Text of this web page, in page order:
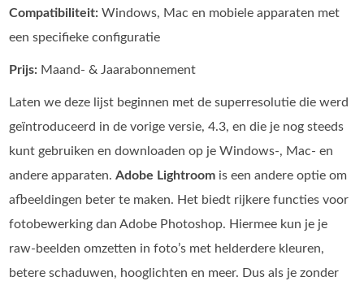
Compatibiliteit: Windows, Mac en mobiele apparaten met
een specifieke configuratie
Prijs: Maand- & Jaarabonnement
Laten we deze lijst beginnen met de superresolutie die werd
geïntroduceerd in de vorige versie, 4.3, en die je nog steeds
kunt gebruiken en downloaden op je Windows-, Mac- en
andere apparaten.Adobe Lightroom is een andere optie om
afbeeldingen beter te maken. Het biedt rijkere functies voor
fotobewerking dan Adobe Photoshop. Hiermee kun je je
raw‑beelden omzetten in foto’s met helderdere kleuren,
betere schaduwen, hooglichten en meer. Dus als je zonder